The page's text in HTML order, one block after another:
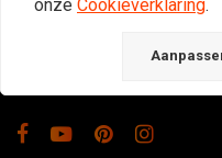
onze Cookieverklaring.